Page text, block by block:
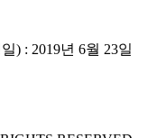
) : 2019년 6월 23일